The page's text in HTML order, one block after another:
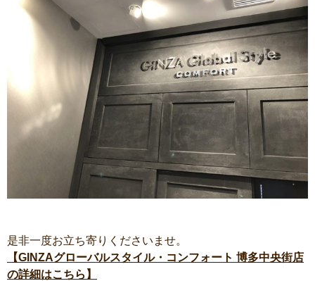
是非一度お立ち寄りくださいませ。
【GINZAグローバルスタイル・コンフォート 博多中央街店
の詳細はこちら】